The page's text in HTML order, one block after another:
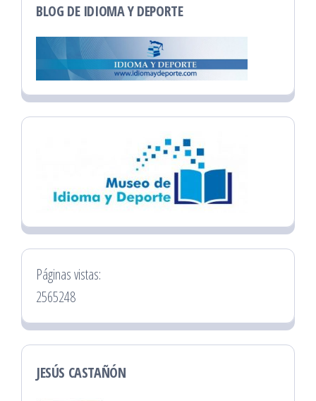
BLOG DE IDIOMA Y DEPORTE
Páginas vistas:
2565248
JESÚS CASTAÑÓN